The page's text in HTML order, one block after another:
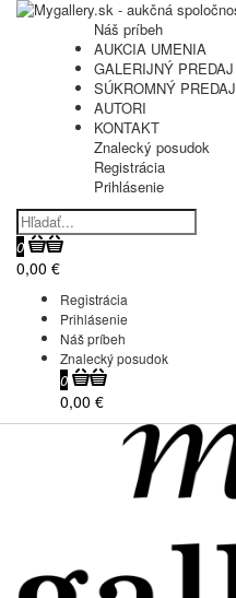
Náš príbeh
AUKCIA UMENIA
GALERIJNÝ PREDAJ
SÚKROMNÝ PREDAJ
AUTORI
KONTAKT
Znalecký posudok
Registrácia
Prihlásenie
0
0,00 €
Registrácia
Prihlásenie
Náš príbeh
Znalecký posudok
0
0,00 €